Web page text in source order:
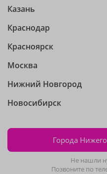
Казань
Краснодар
Красноярск
Москва
Нижний Новгород
Новосибирск
Города
Не нашли
Позвоните по